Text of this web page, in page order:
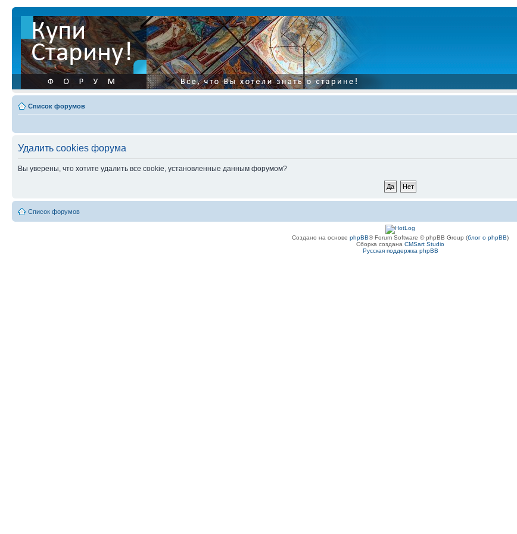
Список форумов
Удалить cookies форума
Вы уверены, что хотите удалить все cookie, установленные данным форумом?
Список форумов
Создано на основе phpBB® Forum Software © phpBB Group (блог о phpBB)
Сборка создана CMSart Studio
Русская поддержка phpBB